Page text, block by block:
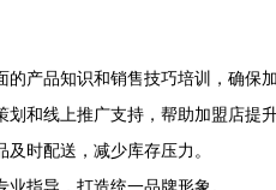
产品知识和销售技巧培训，确保
和线上推广支持，帮助加盟店提
时配送，减少库存压力。